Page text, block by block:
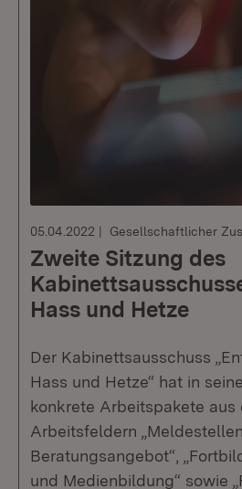
05.04.2022 Gesellschaftlicher
Zweite Sitzung des
Hass und Hetze
Der Kabinettsausschuss
Hass und Hetze“ hat in
konkrete Arbeitspakete aus
Arbeitsfeldern
Beratungsangebot“,
und Medienbildung“ sowie